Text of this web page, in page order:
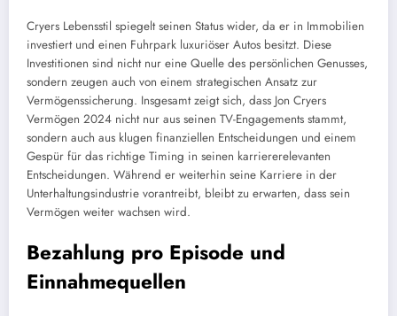
Cryers Lebensstil spiegelt seinen Status wider, da er in Immobilien
investiert und einen Fuhrpark luxuriöser Autos besitzt. Diese
Investitionen sind nicht nur eine Quelle des persönlichen Genusses,
sondern zeugen auch von einem strategischen Ansatz zur
Vermögenssicherung. Insgesamt zeigt sich, dass Jon Cryers
Vermögen 2024 nicht nur aus seinen TV-Engagements stammt,
sondern auch aus klugen finanziellen Entscheidungen und einem
Gespür für das richtige Timing in seinen karriererelevanten
Entscheidungen. Während er weiterhin seine Karriere in der
Unterhaltungsindustrie vorantreibt, bleibt zu erwarten, dass sein
Vermögen weiter wachsen wird.
Bezahlung pro Episode und
Einnahmequellen